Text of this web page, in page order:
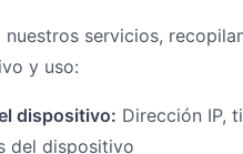
nuestros servicios,
y uso:
dispositivo: Dirección IP,
del dispositivo